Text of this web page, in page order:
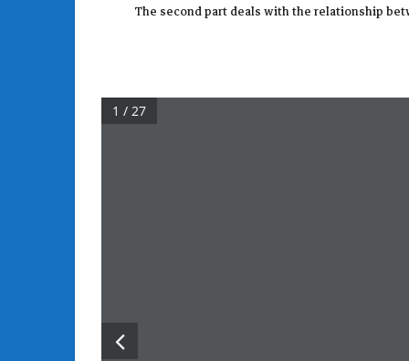
The second part deals with the relationship
1 / 27